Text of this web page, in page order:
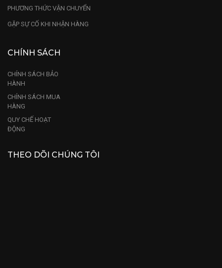
PHƯƠNG THỨC VẬN CHUYỂN
GẶP SỰ CỐ KHI NHẬN HÀNG
CHÍNH SÁCH
CHÍNH SÁCH BẢO
HÀNH
CHÍNH SÁCH MUA
HÀNG
QUY CHẾ HOẠT
ĐỘNG
THEO DÕI CHÚNG TÔI